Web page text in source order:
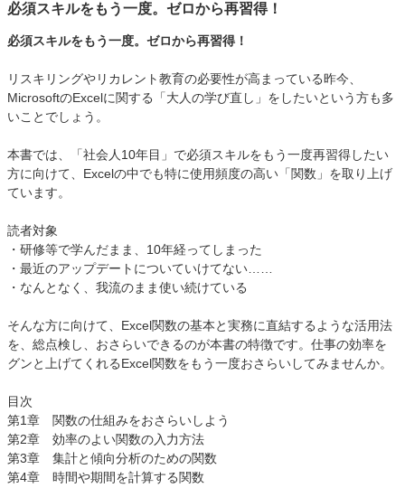
必須スキルをもう一度。ゼロから再習得！
必須スキルをもう一度。ゼロから再習得！
リスキリングやリカレント教育の必要性が高まっている昨今、
MicrosoftのExcelに関する「大人の学び直し」をしたいという方も多
いことでしょう。
本書では、「社会人10年目」で必須スキルをもう一度再習得したい
方に向けて、Excelの中でも特に使用頻度の高い「関数」を取り上げ
ています。
読者対象
・研修等で学んだまま、10年経ってしまった
・最近のアップデートについていけてない……
・なんとなく、我流のまま使い続けている
そんな方に向けて、Excel関数の基本と実務に直結するような活用法
を、総点検し、おさらいできるのが本書の特徴です。仕事の効率を
グンと上げてくれるExcel関数をもう一度おさらいしてみませんか。
目次
第1章 関数の仕組みをおさらいしよう
第2章 効率のよい関数の入力方法
第3章 集計と傾向分析のための関数
第4章 時間や期間を計算する関数